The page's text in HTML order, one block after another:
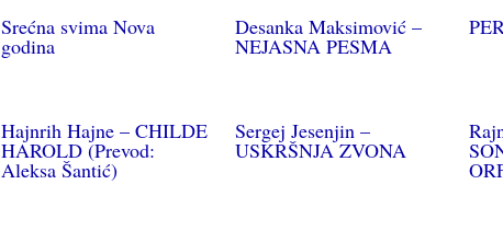
Srećna svima Nova
godina
Desanka Maksimović –
NEJASNA PESMA
Hajnrih Hajne – CHILDE
HAROLD (Prevod:
Aleksa Šantić)
Sergej Jesenjin –
USKRŠNJA ZVONA